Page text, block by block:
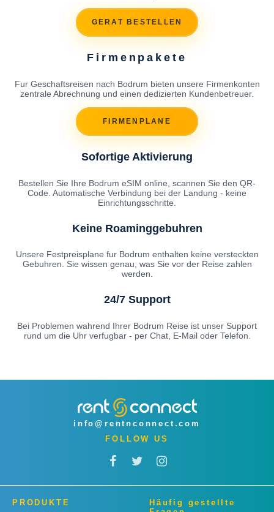
GERAT BESTELLEN
Firmenpakete
Fur Geschaftsreisen nach Bodrum bieten unsere Firmenkonten
zentrale Abrechnung und einen dedizierten Kundenbetreuer.
FIRMENPLANE
Sofortige Aktivierung
Bestellen Sie Ihre Bodrum eSIM online, scannen Sie den QR-
Code. Automatische Verbindung bei der Landung - keine
Einrichtungsschritte.
Keine Roaminggebuhren
Unsere Festpreisplane fur Bodrum enthalten keine versteckten
Gebuhren. Sie wissen genau, was Sie vor der Reise zahlen
werden.
24/7 Support
Bei Problemen wahrend Ihrer Bodrum Reise ist unser Support
rund um die Uhr verfugbar - per Chat, E-Mail oder Telefon.
info@rentnconnect.com
FOLLOW US
PRODUKTE
Häufig gestellte